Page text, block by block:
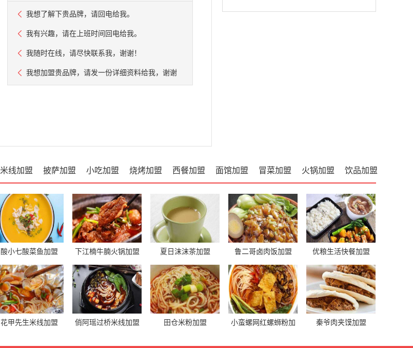
我想了解下贵品牌，请回电给我。
我有兴趣，请在上班时间回电给我。
我随时在线，请尽快联系我，谢谢！
我想加盟贵品牌，请发一份详细资料给我，谢谢
饮品加盟
火锅加盟
冒菜加盟
面馆加盟
西餐加盟
烧烤加盟
小吃加盟
披萨加盟
米线加盟
酸小七酸菜鱼加盟 下江楠牛腩火锅加盟 夏日沫沫茶加盟 鲁二哥卤肉饭加盟 优粮生活快餐加盟
花甲先生米线加盟 俏阿瑶过桥米线加盟 田仓米粉加盟
小蛮螺网红螺蛳粉加
秦爷肉夹馍加盟